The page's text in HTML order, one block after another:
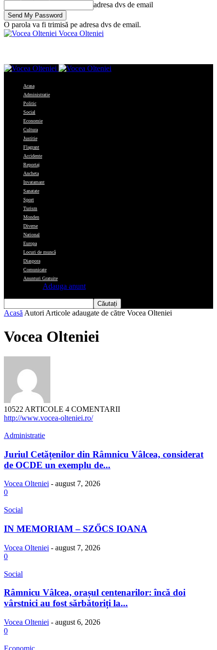
adresa dvs de email
O parola va fi trimisă pe adresa dvs de email.
Vocea Olteniei
Acasa
Administratie
Politic
Social
Economie
Cultura
Justitie
Flagrant
Accidente
Reportaj
Ancheta
Invatamant
Sanatate
Sport
Turism
Monden
Diverse
National
Europa
Locuri de muncă
Diaspora
Comunicate
Anunturi Gratuite
Adauga anunt
Acasă Autori Articole adaugate de către Vocea Olteniei
Vocea Olteniei
10522 ARTICOLE 4 COMENTARII
http://www.vocea-olteniei.ro/
Administratie
Juriul Cetățenilor din Râmnicu Vâlcea, considerat
de OCDE un exemplu de...
Vocea Olteniei - august 7, 2026
0
Social
IN MEMORIAM – SZŐCS IOANA
Vocea Olteniei - august 7, 2026
0
Social
Râmnicu Vâlcea, orașul centenarilor: încă doi
vârstnici au fost sărbătoriți la...
Vocea Olteniei - august 6, 2026
0